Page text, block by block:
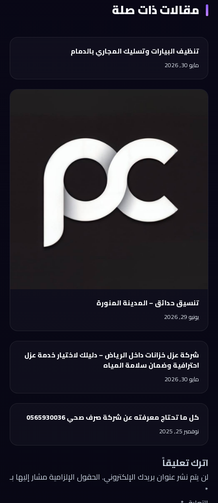
مقالات ذات صلة
تنظيف البيارات وتسليك المجاري بالدمام
مايو 30, 2026
تنسيق حدائق – المدينة المنورة
يونيو 29, 2026
شركة عزل خزانات داخل الرياض – دليلك لاختيار خدمة عزل
احترافية وضمان سلامة المياه
مايو 30, 2026
كل ما تحتاج معرفته عن شركة صرف صحي 0565930036
نوفمبر 25, 2025
اترك تعليقاً
لن يتم نشر عنوان بريدك الإلكتروني. الحقول الإلزامية مشار إليها بـ
*